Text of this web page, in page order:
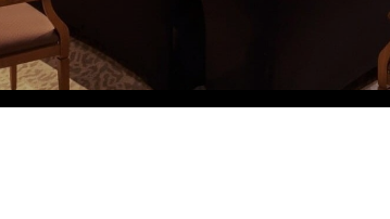
Eco Village Premium